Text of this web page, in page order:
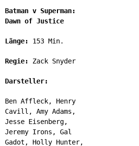
Batman v Superman:
Dawn of Justice
Länge: 153 Min.
Regie: Zack Snyder
Darsteller:
Ben Affleck, Henry
Cavill, Amy Adams,
Jesse Eisenberg,
Jeremy Irons, Gal
Gadot, Holly Hunter,